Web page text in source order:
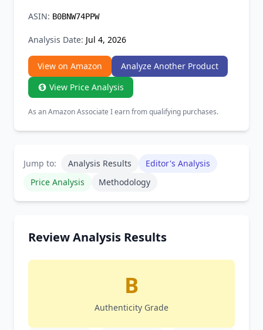
ASIN: B0BNW74PPW
Analysis Date: Jul 4, 2026
View on Amazon
Analyze Another Product
View Price Analysis
As an Amazon Associate I earn from qualifying purchases.
Jump to: Analysis Results
Editor's Analysis
Price Analysis
Methodology
Review Analysis Results
B
Authenticity Grade